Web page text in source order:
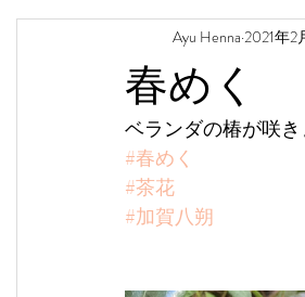
春めく
Ayu Henna 2021年2
ベランダの椿が咲
#春めく
#茶花
#加賀八朔